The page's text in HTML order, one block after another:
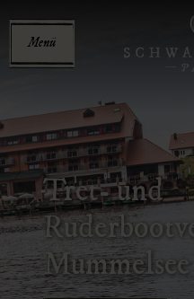
Menü
Tret- und
Mummelsee